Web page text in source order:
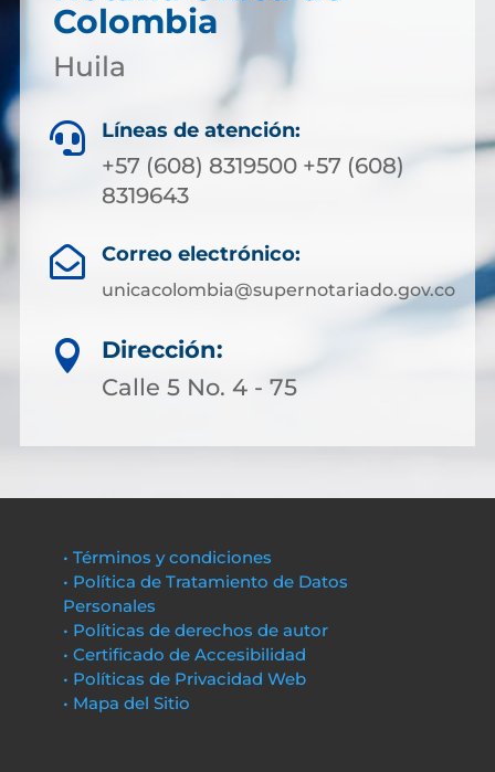
Colombia
Huila
 Líneas de atención:
+57 (608) 8319500 +57 (608)
8319643
 Correo electrónico:
unicacolombia@supernotariado.gov.co

Dirección:
Calle 5 No. 4 - 75
• Términos y condiciones
• Política de Tratamiento de Datos
Personales
• Políticas de derechos de autor
• Certificado de Accesibilidad
• Políticas de Privacidad Web
• Mapa del Sitio